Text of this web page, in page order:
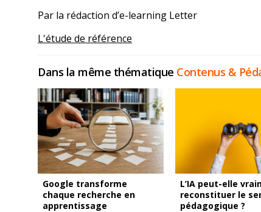
Par la rédaction d’e-learning Letter
L'étude de référence
Dans la même thématique Contenus &
Google transforme
chaque recherche en
apprentissage
L’IA peut-elle
reconstituer le
pédagogique ?